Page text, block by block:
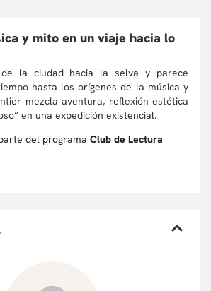
y mito en un viaje hacia lo
la ciudad hacia la selva y parece
hasta los orígenes de la música y
mezcla aventura, reflexión estética
en una expedición existencial.
del programa Club de Lectura